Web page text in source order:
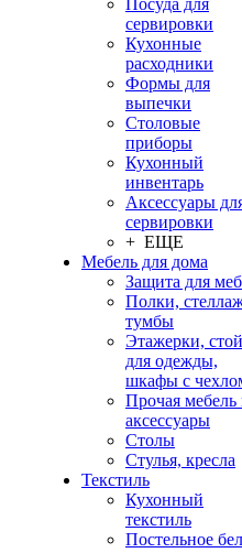
Посуда для
сервировки
Кухонные
расходники
Формы для
выпечки
Столовые
приборы
Кухонный
инвентарь
Аксессуары
сервировки
+ ЕЩЕ
Мебель для дома
Защита для
Полки,
тумбы
Этажерки,
для одежды,
шкафы с
Прочая мебель
аксессуары
Столы
Стулья, кресла
Текстиль
Кухонный
текстиль
Постельное